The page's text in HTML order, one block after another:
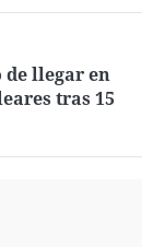
de llegar en
tras 15